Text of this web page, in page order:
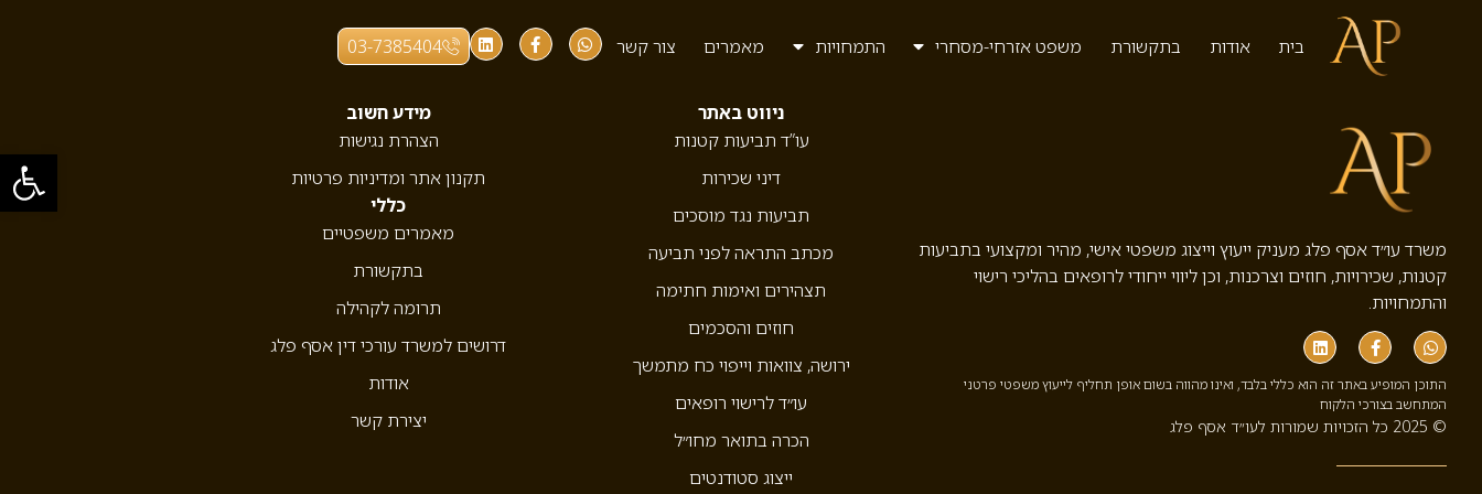
פתח
בית אודות בתקשורת משפט אזרחי-מסחרי התמחויות מאמרים צור קשר 03-7385404 תגית:
משרד עו״ד אסף פלג מעניק ייעוץ וייצוג משפטי אישי, מהיר ומקצועי בתביעות
קטנות, שכירויות, חוזים וצרכנות, וכן ליווי ייחודי לרופאים בהליכי רישוי
והתמחויות.
התוכן המופיע באתר זה הוא כללי בלבד, ואינו מהווה בשום אופן תחליף לייעוץ משפטי פרטני
המתחשב בצורכי הלקוח
© 2025 כל הזכויות שמורות לעו״ד אסף פלג
ניווט באתר
עו”ד תביעות קטנות
דיני שכירות
תביעות נגד מוסכים
מכתב התראה לפני תביעה
תצהירים ואימות חתימה
חוזים והסכמים
ירושה, צוואות וייפוי כח מתמשך
עו״ד לרישוי רופאים
הכרה בתואר מחו״ל
ייצוג סטודנטים
מידע חשוב
הצהרת נגישות
תקנון אתר ומדיניות פרטיות
כללי
מאמרים משפטיים
בתקשורת
תרומה לקהילה
דרושים למשרד עורכי דין אסף פלג
אודות
יצירת קשר